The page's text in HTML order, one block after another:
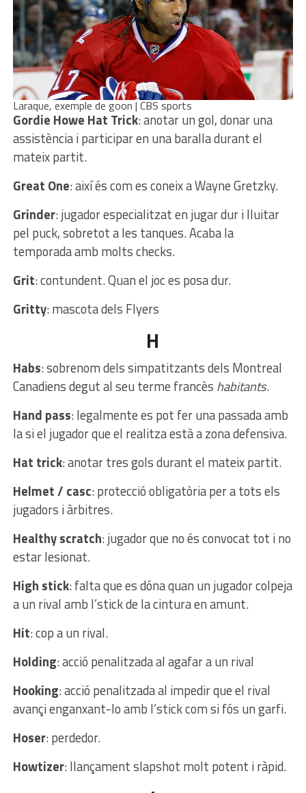
Laraque, exemple de goon | CBS sports
Gordie Howe Hat Trick: anotar un gol, donar una
assistència i participar en una baralla durant el
mateix partit.
Great One: així és com es coneix a Wayne Gretzky.
Grinder: jugador especialitzat en jugar dur i lluitar
pel puck, sobretot a les tanques. Acaba la
temporada amb molts checks.
Grit: contundent. Quan el joc es posa dur.
Gritty: mascota dels Flyers
H
Habs: sobrenom dels simpatitzants dels Montreal
Canadiens degut al seu terme francès habitants.
Hand pass: legalmente es pot fer una passada amb
la si el jugador que el realitza està a zona defensiva.
Hat trick: anotar tres gols durant el mateix partit.
Helmet / casc: protecció obligatòria per a tots els
jugadors i àrbitres.
Healthy scratch: jugador que no és convocat tot i no
estar lesionat.
High stick: falta que es dóna quan un jugador colpeja
a un rival amb l’stick de la cintura en amunt.
Hit: cop a un rival.
Holding: acció penalitzada al agafar a un rival
Hooking: acció penalitzada al impedir que el rival
avançi enganxant-lo amb l’stick com si fós un garfi.
Hoser: perdedor.
Howtizer: llançament slapshot molt potent i ràpid.